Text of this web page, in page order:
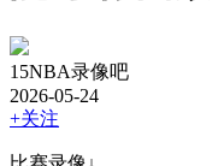
15NBA录像吧
2026-05-24
+关注